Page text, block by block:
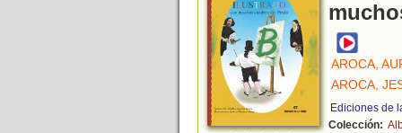
AROCA,
AROCA,
Ediciones de
Colección: